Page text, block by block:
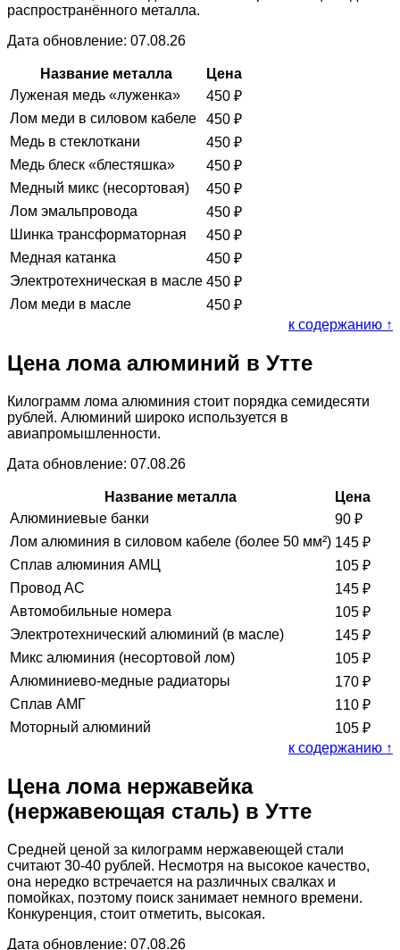
распространённого металла.
Дата обновление: 07.08.26
Название металла
Цена
Луженая медь «луженка»
450 ₽
Лом меди в силовом кабеле
450 ₽
Медь в стеклоткани
450 ₽
Медь блеск «блестяшка»
450 ₽
Медный микс (несортовая)
450 ₽
Лом эмальпровода
450 ₽
Шинка трансформаторная
450 ₽
Медная катанка
450 ₽
Электротехническая в масле 450 ₽
Лом меди в масле
450 ₽
к содержанию ↑
Цена лома алюминий в Утте
Килограмм лома алюминия стоит порядка семидесяти
рублей. Алюминий широко используется в
авиапромышленности.
Дата обновление: 07.08.26
Название металла
Цена
Алюминиевые банки
90 ₽
Лом алюминия в силовом кабеле (более 50 мм²) 145 ₽
Сплав алюминия АМЦ
105 ₽
Провод АС
145 ₽
Автомобильные номера
105 ₽
Электротехнический алюминий (в масле)
145 ₽
Микс алюминия (несортовой лом)
105 ₽
Алюминиево-медные радиаторы
170 ₽
Сплав АМГ
110 ₽
Моторный алюминий
105 ₽
к содержанию ↑
Цена лома нержавейка
(нержавеющая сталь) в Утте
Средней ценой за килограмм нержавеющей стали
считают 30-40 рублей. Несмотря на высокое качество,
она нередко встречается на различных свалках и
помойках, поэтому поиск занимает немного времени.
Конкуренция, стоит отметить, высокая.
Дата обновление: 07.08.26